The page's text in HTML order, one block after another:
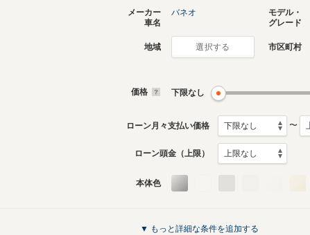
メーカー
車名
バネオ
モデル・
グレード
地域 選択する 市区町村
価格 下限なし
ローン月々支払い価格 〜
ローン頭金（上限）
本体色
▼ もっと詳細な条件を追加する